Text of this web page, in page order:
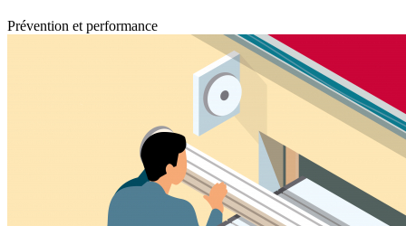
Prévention et performance